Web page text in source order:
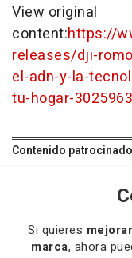
View original
content:https://
releases/dji-
el-adn-y-la-
tu-hogar-
Contenido patrocinado
Si quieres
marca, ahora